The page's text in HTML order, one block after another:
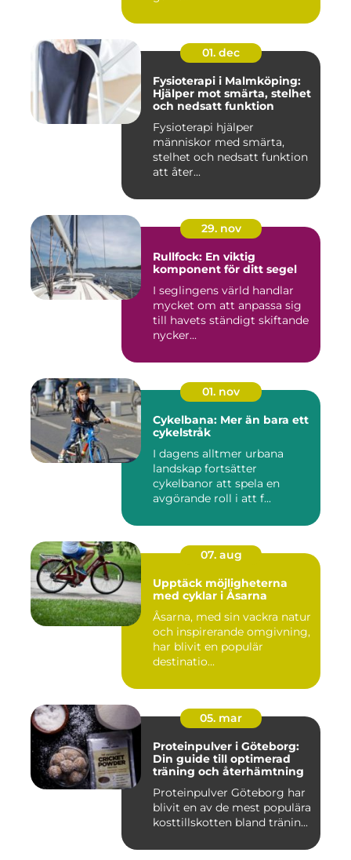
01. dec
Fysioterapi i Malmköping:
Hjälper mot smärta, stelhet
och nedsatt funktion
Fysioterapi hjälper
människor med smärta,
stelhet och nedsatt funktion
att åter...
29. nov
Rullfock: En viktig
komponent för ditt segel
I seglingens värld handlar
mycket om att anpassa sig
till havets ständigt skiftande
nycker...
01. nov
Cykelbana: Mer än bara ett
cykelstråk
I dagens alltmer urbana
landskap fortsätter
cykelbanor att spela en
avgörande roll i att f...
07. aug
Upptäck möjligheterna
med cyklar i Åsarna
Åsarna, med sin vackra natur
och inspirerande omgivning,
har blivit en populär
destinatio...
05. mar
Proteinpulver i Göteborg:
Din guide till optimerad
träning och återhämtning
Proteinpulver Göteborg har
blivit en av de mest populära
kosttillskotten bland tränin...